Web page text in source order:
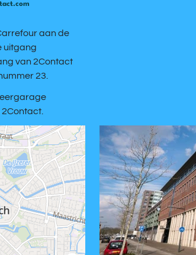
aan de
uitgang
van 2Contact
23.